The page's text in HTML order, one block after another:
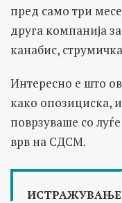
пред само три
друга компанија
канабис,
Интересно е што
како опозициска, и
поврзуваше со
врв на СДСМ.
ИСТРАЖУВАЊЕ